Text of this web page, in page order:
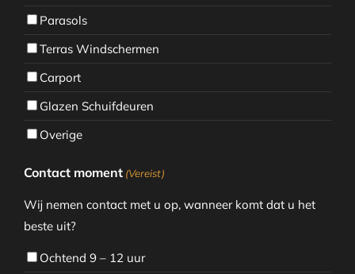
Parasols
Terras Windschermen
Carport
Glazen Schuifdeuren
Overige
Contact moment (Vereist)
Wij nemen contact met u op, wanneer komt dat u het
beste uit?
Ochtend 9 – 12 uur